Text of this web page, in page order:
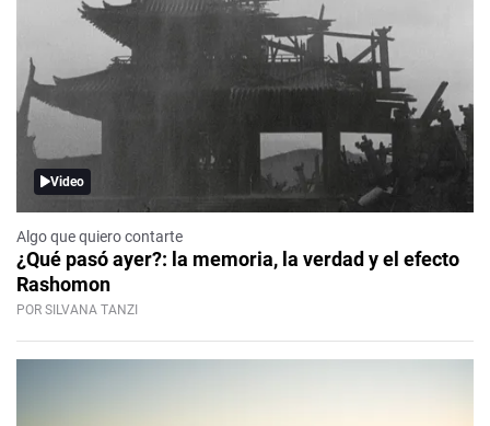
Video
Algo que quiero contarte
¿Qué pasó ayer?: la memoria, la verdad y el efecto
Rashomon
POR SILVANA TANZI